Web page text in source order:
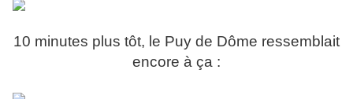
10 minutes plus tôt, le Puy de Dôme ressemblait
encore à ça :